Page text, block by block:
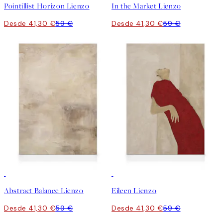
Pointillist Horizon Lienzo
Desde 41,30 €59 €
In the Market Lienzo
Desde 41,30 €59 €
Abstract Balance Lienzo
Desde 41,30 €59 €
Eileen Lienzo
Desde 41,30 €59 €